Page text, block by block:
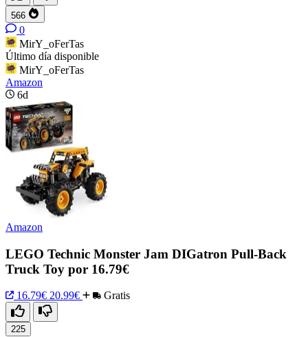
566
0
MirY_oFerTas
Último día disponible
MirY_oFerTas
Amazon
6d
Amazon
LEGO Technic Monster Jam DIGatron Pull-Back
Truck Toy por 16.79€
16.79€ 20.99€ Gratis
225